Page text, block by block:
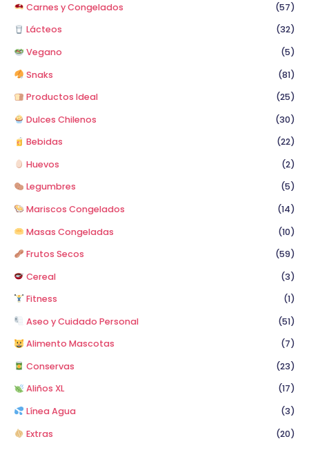
Carnes y Congelados
(57)
Lácteos
(32)
Vegano
(5)
Snaks
(81)
Productos Ideal
(25)
Dulces Chilenos
(30)
Bebidas
(22)
Huevos
(2)
Legumbres
(5)
Mariscos Congelados
(14)
Masas Congeladas
(10)
Frutos Secos
(59)
Cereal
(3)
Fitness
(1)
Aseo y Cuidado Personal
(51)
Alimento Mascotas
(7)
Conservas
(23)
Aliños XL
(17)
Línea Agua
(3)
Extras
(20)